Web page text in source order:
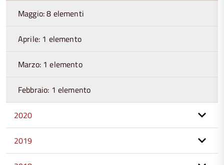
Maggio: 8 elementi
Aprile: 1 elemento
Marzo: 1 elemento
Febbraio: 1 elemento
2020
2019